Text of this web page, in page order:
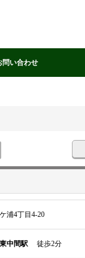
問い合わせ
浦4丁目4-20
東中間駅 徒歩2分